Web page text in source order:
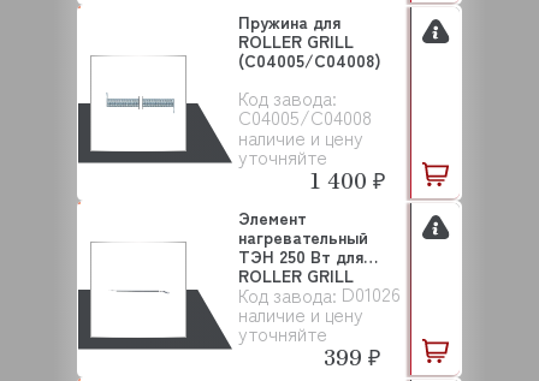
Код завода:
C04005/C04008
наличие и цену
уточняйте
Пружина для
ROLLER GRILL
(C04005/C04008)
1 400 ₽
Код завода: D01026
наличие и цену
уточняйте
Элемент
нагревательный
ТЭН 250 Вт для
ROLLER GRILL
(D01026)
399 ₽